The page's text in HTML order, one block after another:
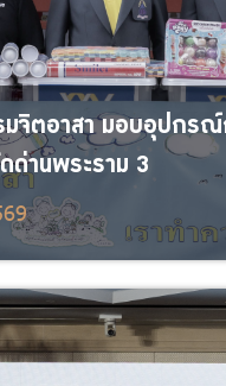
มจิตอาสา มอบอุปกร
ด่านพระราม 3